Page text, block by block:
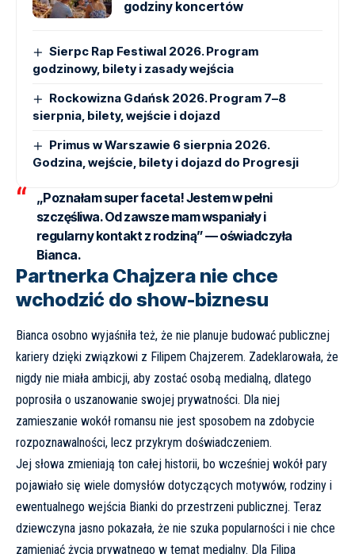
godziny koncertów
Sierpc Rap Festiwal 2026. Program
godzinowy, bilety i zasady wejścia
Rockowizna Gdańsk 2026. Program 7–8
sierpnia, bilety, wejście i dojazd
Primus w Warszawie 6 sierpnia 2026.
Godzina, wejście, bilety i dojazd do Progresji
„Poznałam super faceta! Jestem w pełni
szczęśliwa. Od zawsze mam wspaniały i
regularny kontakt z rodziną” — oświadczyła
Bianca.
Partnerka Chajzera nie chce
wchodzić do show-biznesu
Bianca osobno wyjaśniła też, że nie planuje budować publicznej
kariery dzięki związkowi z Filipem Chajzerem. Zadeklarowała, że
nigdy nie miała ambicji, aby zostać osobą medialną, dlatego
poprosiła o uszanowanie swojej prywatności. Dla niej
zamieszanie wokół romansu nie jest sposobem na zdobycie
rozpoznawalności, lecz przykrym doświadczeniem.
Jej słowa zmieniają ton całej historii, bo wcześniej wokół pary
pojawiało się wiele domysłów dotyczących motywów, rodziny i
ewentualnego wejścia Bianki do przestrzeni publicznej. Teraz
dziewczyna jasno pokazała, że nie szuka popularności i nie chce
zamieniać życia prywatnego w temat medialny. Dla Filipa